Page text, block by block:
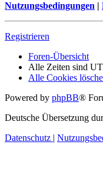
Nutzungsbedingungen |
Registrieren
Foren-Übersicht
Alle Zeiten sind
Alle Cookies
Powered by phpBB®
Deutsche Übersetzung
Datenschutz |